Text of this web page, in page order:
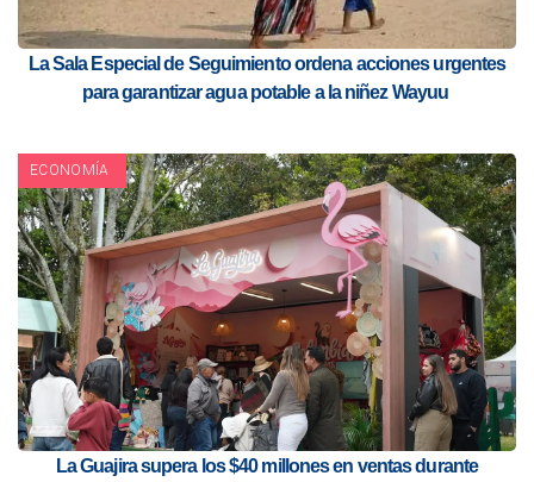
La Sala Especial de Seguimiento ordena acciones urgentes
para garantizar agua potable a la niñez Wayuu
ECONOMÍA
La Guajira supera los $40 millones en ventas durante